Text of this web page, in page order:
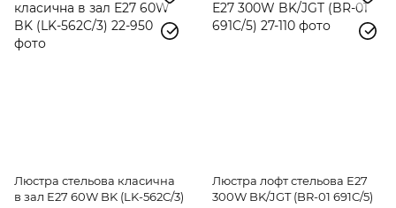
Люстра стельова класична
в зал E27 60W BK (LK-562C/3)
Люстра лофт стельова Е27
300W BK/JGT (BR-01 691C/5)